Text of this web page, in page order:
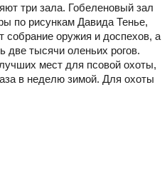
три зала. Гобеленовый зал
по рисункам Давида Тенье,
собрание оружия и доспехов, а
две тысячи оленьих рогов.
мест для псовой охоты,
в неделю зимой. Для охоты